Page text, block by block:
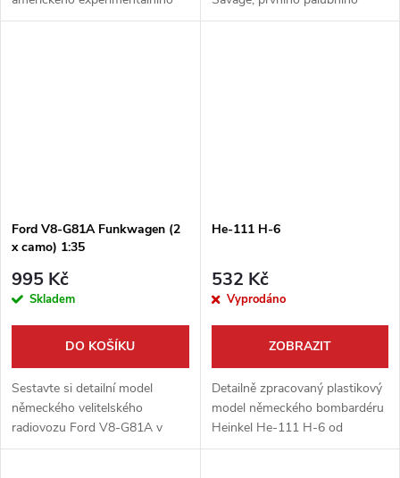
letounu Convair NB-36H
bombardéru US Navy
Ford V8-G81A Funkwagen (2
x camo) 1:35
995 Kč
Skladem
DO KOŠÍKU
Sestavte si detailní model
německého velitelského
radiovozu Ford V8-G81A v
měřítku 1:35 od firmy Roden.
He-111 H-6
532 Kč
Vyprodáno
ZOBRAZIT
Detailně zpracovaný plastikový
model německého bombardéru
Heinkel He-111 H-6 od
výrobce Roden. Tato stavebnice